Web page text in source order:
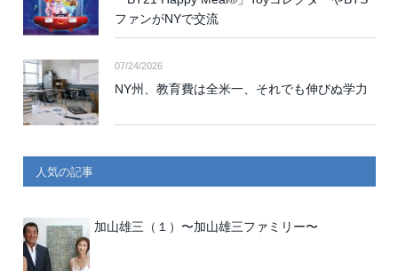
ファンがNYで交流
07/24/2026
NY州、教育費は全米一、それでも伸びぬ学力
人気の記事
加山雄三（１）〜加山雄三ファミリー〜